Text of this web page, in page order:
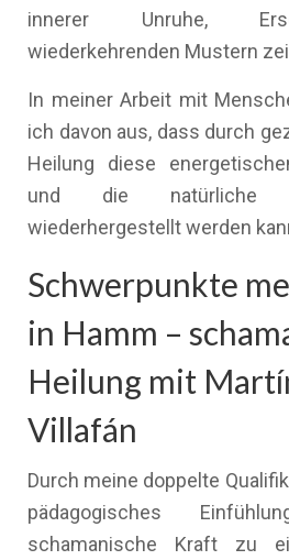
innerer Unruhe,
wiederkehrenden Mustern
In meiner Arbeit mit
ich davon aus, dass durch
Heilung diese
und die natürliche
wiederhergestellt werden
Schwerpunkte
in Hamm –
Heilung mit
Villafán
Durch meine doppelte
pädagogisches
schamanische Kraft zu